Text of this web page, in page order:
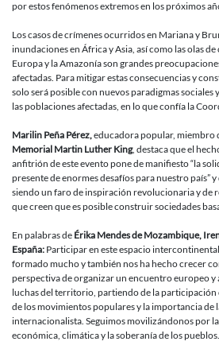
por estos fenómenos extremos en los próximos
Los casos de crímenes ocurridos en Mariana y
inundaciones en África y Asia, así como las olas
Europa y la Amazonía son grandes
afectadas. Para mitigar estas consecuencias y
solo será posible con nuevos paradigmas
las poblaciones afectadas, en lo que confía la
Marilin Peña Pérez, educadora popular, miembro
Memorial Martin Luther King, destaca que el
anfitrión de este evento pone de manifiesto “la
presente de enormes desafíos para nuestro país”
siendo un faro de inspiración revolucionaria y de
que creen que es posible construir sociedades
En palabras de Érika Mendes de Mozambique,
España: Participar en este espacio
formado mucho y también nos ha hecho crecer
perspectiva de organizar un encuentro europeo
luchas del territorio, partiendo de la participación
de los movimientos populares y la importancia de
internacionalista. Seguimos movilizándonos por
económica, climática y la soberanía de los